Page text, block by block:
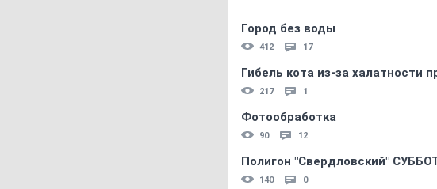
Город без воды
412 17
Гибель кота из-за халатности
217 1
Фотообработка
90 12
Полигон "Свердловский"
140 0